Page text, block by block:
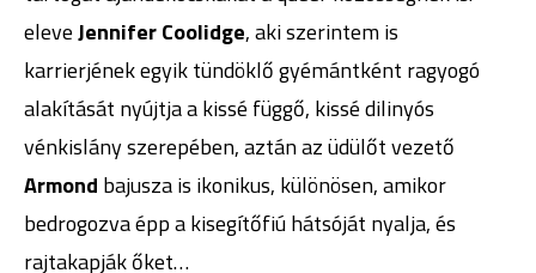
eleveJennifer Coolidge, aki szerintem is
karrierjének egyik tündöklő gyémántként ragyogó
alakítását nyújtja a kissé függő, kissé dilinyós
vénkislány szerepében, aztán az üdülőt vezető
Armond bajusza is ikonikus, különösen, amikor
bedrogozva épp a kisegítőfiú hátsóját nyalja, és
rajtakapják őket…